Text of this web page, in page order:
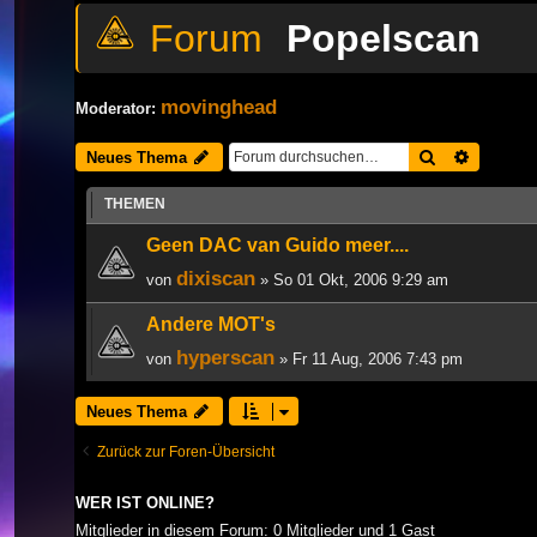
Popelscan
Moderator: movinghead
Neues Thema Suche
THEMEN
Geen DAC van Guido meer....
von dixiscan » So 01 Okt, 2006 9:29 am
Andere MOT's
von hyperscan » Fr 11 Aug, 2006 7:43 pm
Neues Thema
Zurück zur Foren-Übersicht
WER IST ONLINE?
Mitglieder in diesem Forum: 0 Mitglieder und 1 Gast